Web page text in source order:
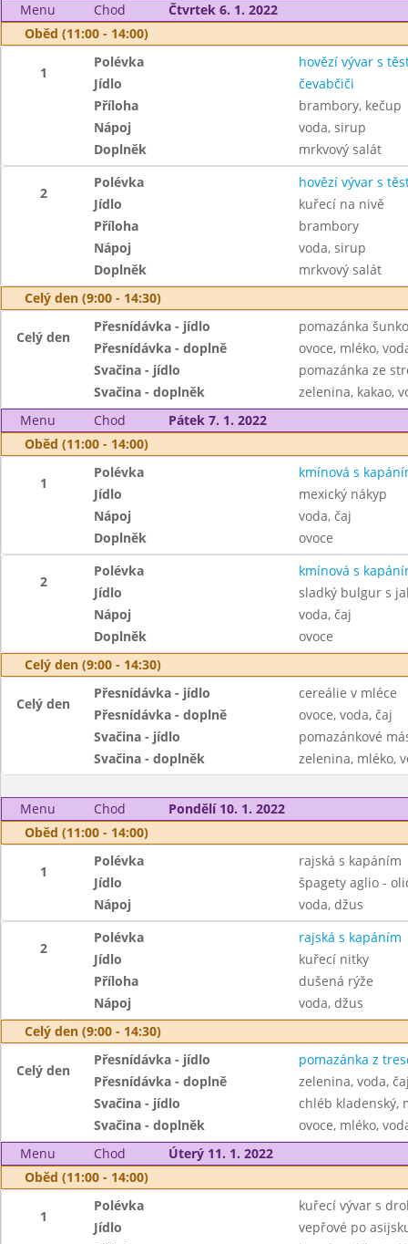
Menu
Chod
Čtvrtek 6. 1. 2022
Oběd (11:00 - 14:00)
1
Polévka
hovězí vývar s
Jídlo
čevabčiči
Příloha
brambory, kečup
Nápoj
voda, sirup
Doplněk
mrkvový salát
2
Polévka
hovězí vývar s
Jídlo
kuřecí na nivě
Příloha
brambory
Nápoj
voda, sirup
Doplněk
mrkvový salát
Celý den (9:00 - 14:30)
Celý den
Přesnídávka - jídlo
pomazánka
Přesnídávka - doplně
ovoce, mléko,
Svačina - jídlo
pomazánka ze
Svačina - doplněk
zelenina, kakao,
Menu
Chod
Pátek 7. 1. 2022
Oběd (11:00 - 14:00)
1
Polévka
kmínová s
Jídlo
mexický nákyp
Nápoj
voda, čaj
Doplněk
ovoce
2
Polévka
kmínová s
Jídlo
sladký bulgur s
Nápoj
voda, čaj
Doplněk
ovoce
Celý den (9:00 - 14:30)
Celý den
Přesnídávka - jídlo
cereálie v mléce
Přesnídávka - doplně
ovoce, voda, čaj
Svačina - jídlo
pomazánkové
Svačina - doplněk
zelenina, mléko,
Menu Chod
Pondělí 10. 1. 2022
Oběd (11:00 - 14:00)
1
Polévka
rajská s kapáním
Jídlo
špagety aglio -
Nápoj
voda, džus
2
Polévka
rajská s kapáním
Jídlo
kuřecí nitky
Příloha
dušená rýže
Nápoj
voda, džus
Celý den (9:00 - 14:30)
Celý den
Přesnídávka - jídlo
pomazánka z
Přesnídávka - doplně
zelenina, voda,
Svačina - jídlo
chléb kladenský,
Svačina - doplněk
ovoce, mléko,
Menu
Chod
Úterý 11. 1. 2022
Oběd (11:00 - 14:00)
1
Polévka
kuřecí vývar s
Jídlo
vepřové po